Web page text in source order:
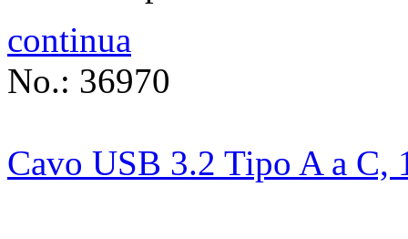
continua
No.: 36970
Cavo USB 3.2 Tipo A a C,